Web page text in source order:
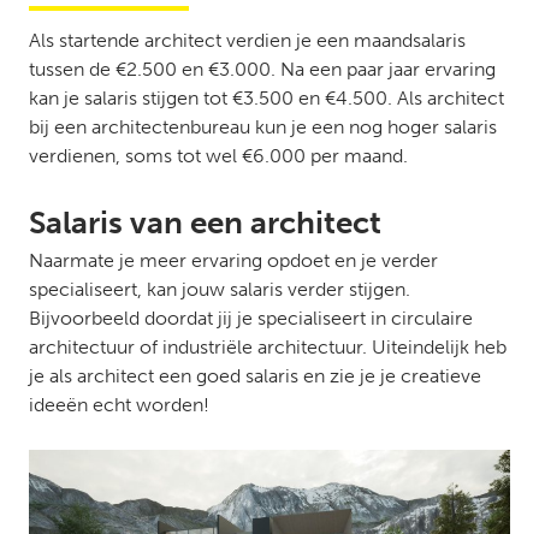
Als startende architect verdien je een maandsalaris
tussen de €2.500 en €3.000. Na een paar jaar ervaring
kan je salaris stijgen tot €3.500 en €4.500. Als architect
bij een architectenbureau kun je een nog hoger salaris
verdienen, soms tot wel €6.000 per maand.
Salaris van een architect
Naarmate je meer ervaring opdoet en je verder
specialiseert, kan jouw salaris verder stijgen.
Bijvoorbeeld doordat jij je specialiseert in circulaire
architectuur of industriële architectuur. Uiteindelijk heb
je als architect een goed salaris en zie je je creatieve
ideeën echt worden!